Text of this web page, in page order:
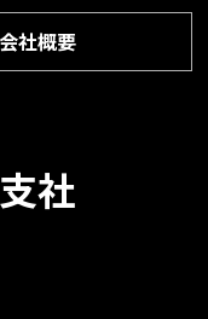
会社概要
社